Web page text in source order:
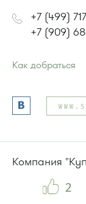
+7 (499)
+7 (909)
Как добраться
Автобус № 20.
или до остановки
Компания
2